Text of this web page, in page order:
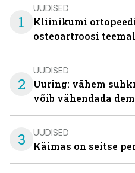
1
UUDISED
Kliinikumi
osteoartroosi
2
UUDISED
Uuring: vähem
võib vähendada
3 UUDISED
Käimas on seitse